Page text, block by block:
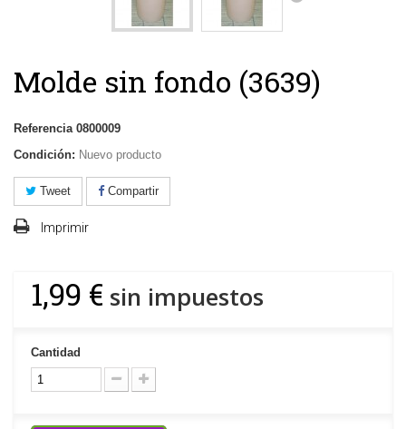
Molde sin fondo (3639)
Referencia 0800009
Condición: Nuevo producto
Tweet Compartir
Imprimir
1,99 € sin impuestos
Cantidad